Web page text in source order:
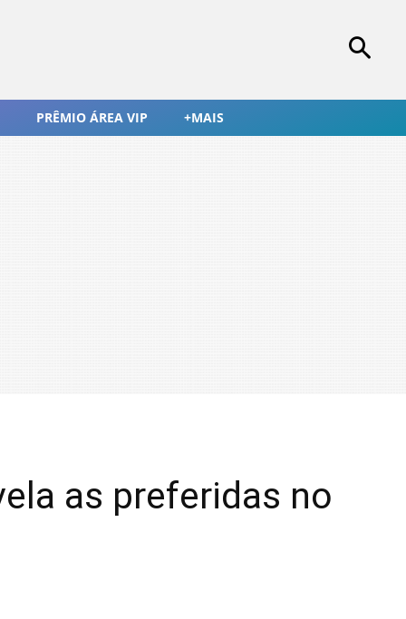
PRÊMIO ÁREA VIP +MAIS
as preferidas no